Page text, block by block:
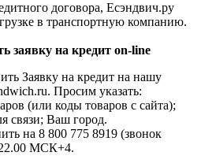
договора, Есэндвич.ру
в транспортную компанию.
заявку на кредит on-line
Заявку на кредит на нашу
Просим указать:
(или коды товаров с сайта);
связи; Ваш город.
на 8 800 775 8919 (звонок
МСК+4.